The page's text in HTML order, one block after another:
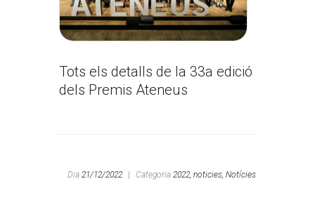
Tots els detalls de la 33a edició
dels Premis Ateneus
Dia 21/12/2022 Categoria 2022, noticies, Notícies